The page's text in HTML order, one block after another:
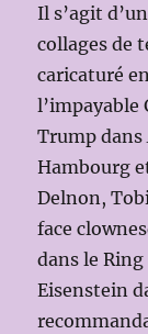
Il s’agit
collages de
caricaturé
l’impayable
Trump dans
Hambourg
Delnon,
face
dans le
Eisenstein